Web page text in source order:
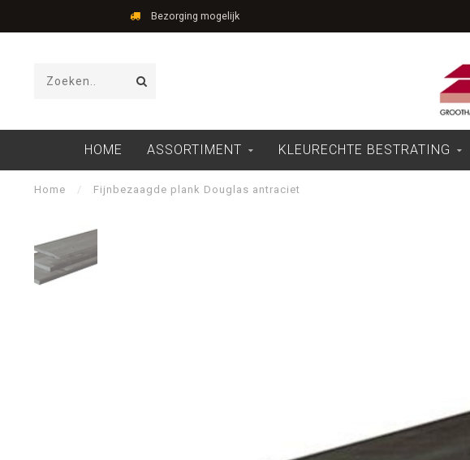
Bezorging mogelijk
HOME ASSORTIMENT KLEURECHTE BESTRATING
Home / Fijnbezaagde plank Douglas antraciet